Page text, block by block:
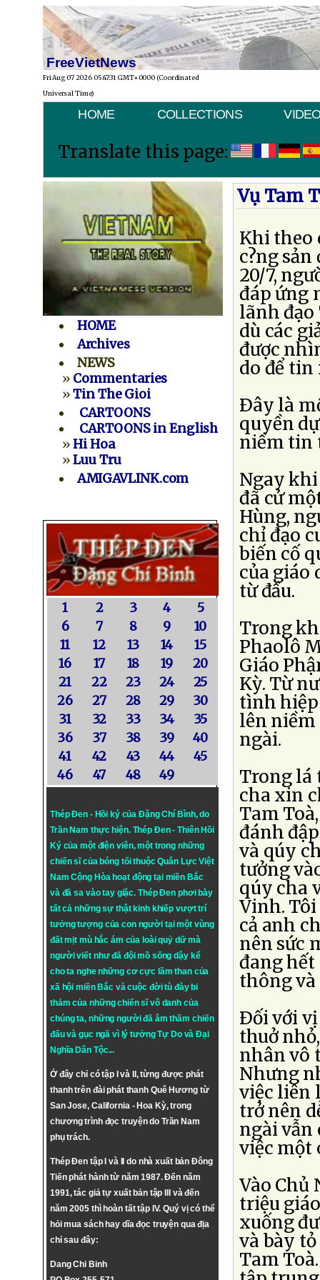
FreeVietNews
Fri Aug 07 2026 05:47:31 GMT+0000 (Coordinated
Universal Time)
HOME COLLECTIONS
Translate this page:
HOME
Archives
NEWS
» Commentaries
»Tin The Gioi
CARTOONS
CARTOONS in English
»Hi Hoa
»Luu Tru
AMIGAVLINK.com
1 2 3 4
5
6
7 8 9
10
11
12 13 14
15
16
17 18 19
20
21
22 23 24
25
26
27 28 29
30
31
32 33 34
35
36
37 38 39
40
41
42 43 44
45
46
47 48 49
Thép Đen - Hồi ký của Đặng Chí Bình, do
Trần Nam thực hiện. Thép Đen- Thiên Hồi
Ký của một điện viên, một trong những
chiến sĩ của bóng tối thuộc Quân Lực Việt
Nam Cộng Hòa hoạt động tại miền Bắc
và đã sa vào tay giặc. Thép Đen phơi bày
tất cả những sự thật kinh khiếp vượt trí
tưởng tượng của con người tại một vùng
đất mịt mù hắc ám của loài quỷ dữ mà
người viết như đã đội mồ sống dậy kể
cho ta nghe những cơ cực lầm than của
xã hội miền Bắc và cuộc đời tù đày bi
thảm của những chiến sĩ vô danh của
chúng ta, những người đã âm thầm chiến
đấu và gục ngã vì lý tưởngTự DovàĐại
Nghĩa Dân Tộc...
Ở đây chỉ có tập I và II, từng được phát
thanh trên đài phát thanh Quê Hương từ
San Jose, California - Hoa Kỳ, trong
chương trình đọc truyện do Trần Nam
phụ trách.
Thép Đen tập I và II do nhà xuất bản Đông
Tiến phát hành từ năm 1987. Đến năm
1991, tác giả tự xuất bản tập III và đến
năm 2005 thì hoàn tất tập IV. Quý vị có thể
hỏi mua sách hay dĩa đọc truyện qua địa
chỉ sau đây:
Dang Chi Binh
Vụ Tam
Khi theo
c?ng
20/7,
đáp ứng
lãnh đạo
dù các
được
do để tin
Ðây là
quyền
niềm tin
Ngay khi
đã cử
Hùng,
chỉ đạo
biến cố
của giáo
từ đầu.
Trong
Phaolô
Giáo
Kỳ. Từ
tình
lên niềm
ngài.
Trong lá
cha xin
Tam
đánh
và qúy
tưởng
qúy cha
Vinh.
cả anh
nên sức
đang
thông và
Ðối với
thuở
nhân vô
Nhưng
việc liên
trở nên
ngài vẫn
việc một
Vào Chủ
triệu
xuống
và bày
Tam